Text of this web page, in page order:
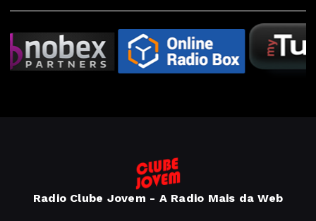
Radio Clube Jovem - A Radio Mais da Web